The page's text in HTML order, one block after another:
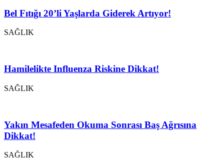
Bel Fıtığı 20’li Yaşlarda Giderek Artıyor!
SAĞLIK
Hamilelikte Influenza Riskine Dikkat!
SAĞLIK
Yakın Mesafeden Okuma Sonrası Baş Ağrısına
Dikkat!
SAĞLIK